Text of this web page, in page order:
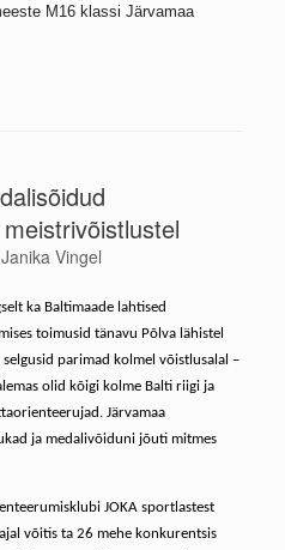
M16 klassi Järvamaa
Janika Vingel
ka Baltimaade lahtised
toimusid tänavu Põlva lähistel
parimad kolmel võistlusalal –
olid kõigi kolme Balti riigi ja
Järvamaa
ja medalivõiduni jõuti mitmes
JOKA sportlastest
võitis ta 26 mehe konkurentsis